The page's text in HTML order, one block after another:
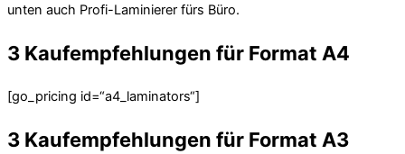
unten auch Profi-Laminierer fürs Büro.
3 Kaufempfehlungen für Format A4
[go_pricing id=“a4_laminators“]
3 Kaufempfehlungen für Format A3